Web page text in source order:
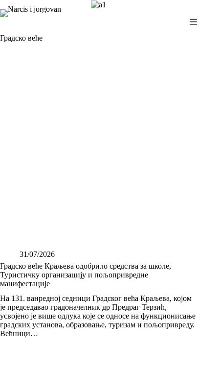
to
Градско веће
31/07/2026
Градско веће Краљева одобрило средства за школе,
Туристичку организацију и пољопривредне
манифестације
На 131. ванредној седници Градског већа Краљева, којом
је председавао градоначелник др Предраг Терзић,
усвојено је више одлука које се односе на функционисање
градских установа, образовање, туризам и пољопривреду.
Већници…